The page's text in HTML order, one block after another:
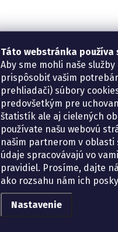
Táto webstránka používa
Aby sme mohli naše
prispôsobiť vašim
prehliadači) súbory
predovšetkým pre
štatistík ale aj cielených
používate našu webovú
našim partnerom v oblasti
údaje spracovávajú vo
pravidiel. Prosíme, dajte
ako rozsahu nám ich
Nastavenie